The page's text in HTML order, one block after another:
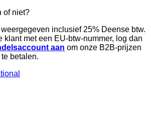
of niet?
inclusief 25% Deense btw.
klant met een EU-btw-nummer, log dan
aan om onze B2B-prijzen
betalen.